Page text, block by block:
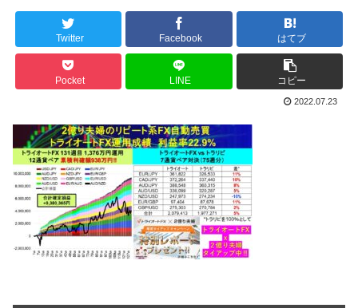
Twitter Facebook はてブ
Pocket LINE コピー
2022.07.23